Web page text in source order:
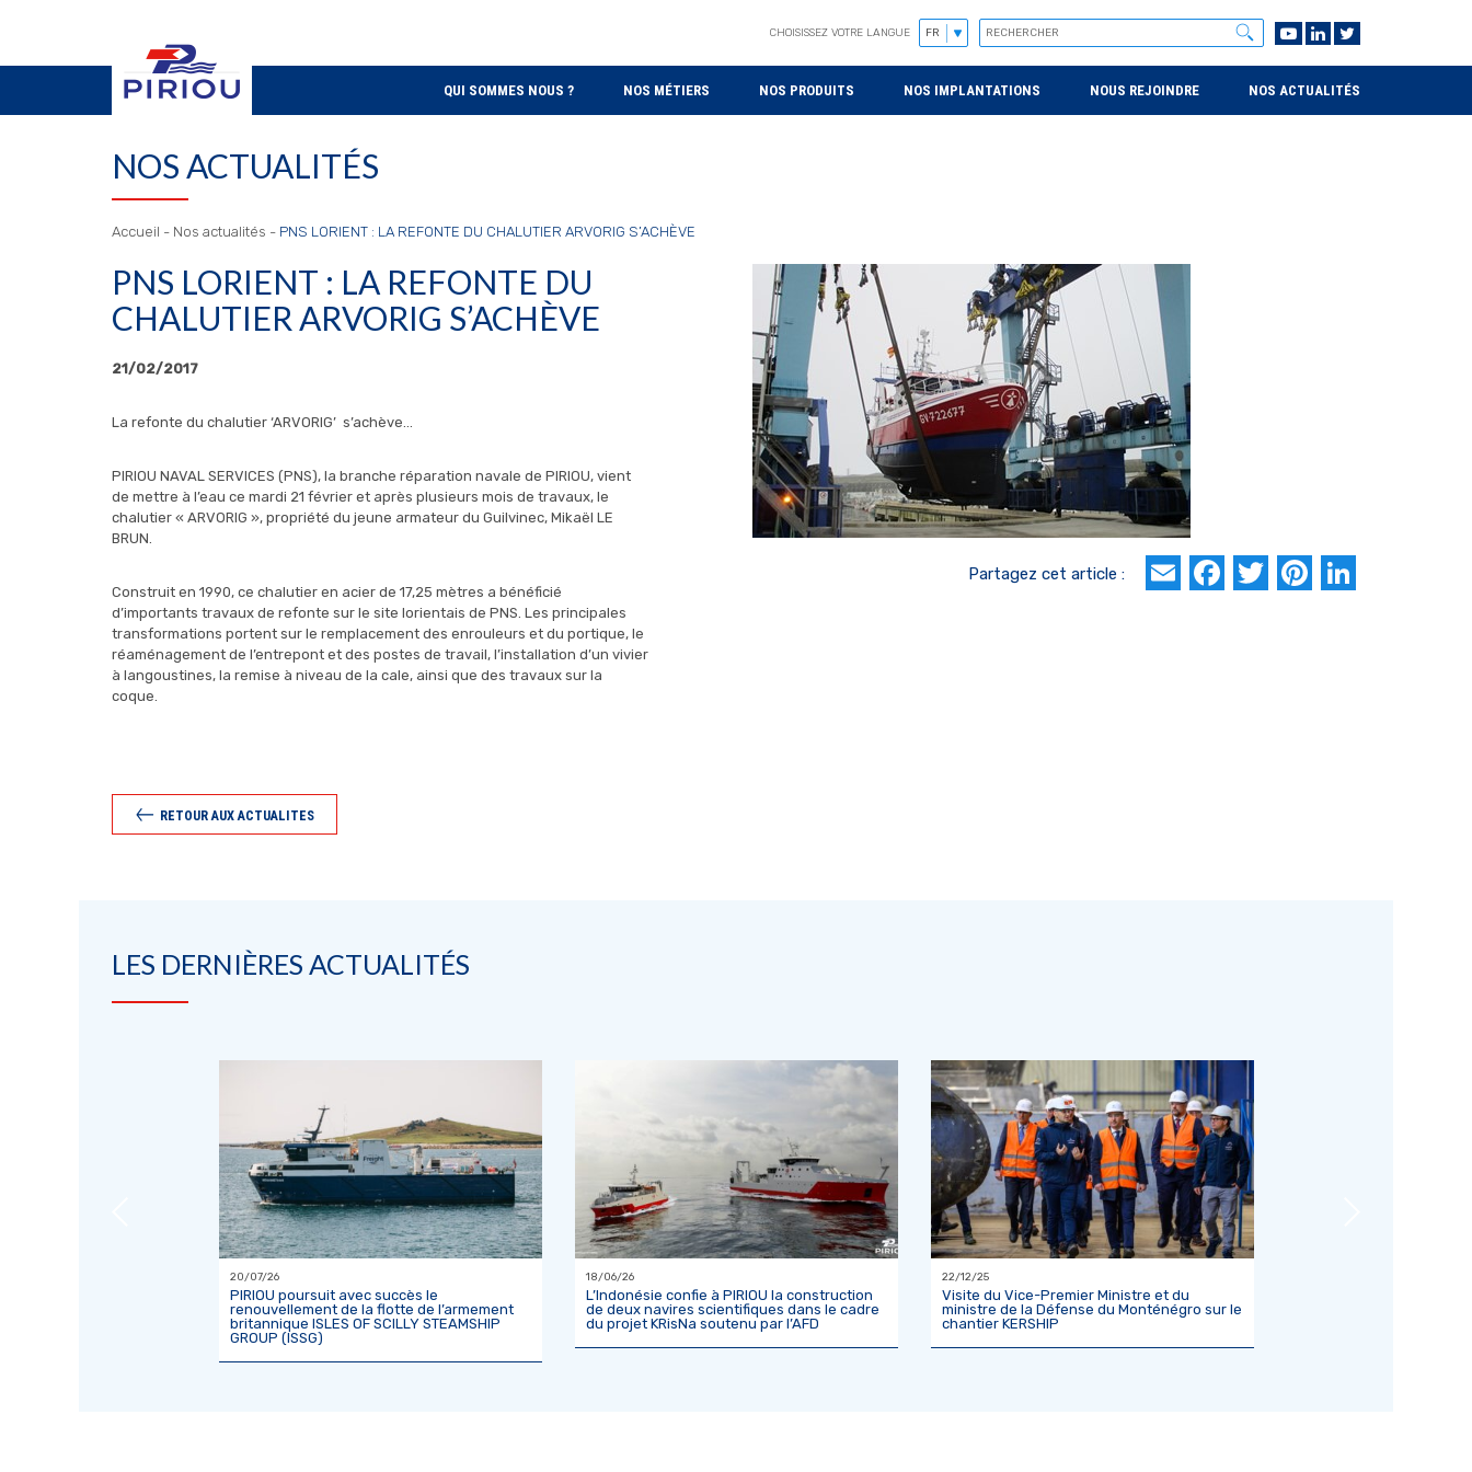
CHOISISSEZ VOTRE LANGUE
QUI SOMMES NOUS ? NOS MÉTIERS NOS PRODUITS NOS IMPLANTATIONS NOUS REJOINDRE NOS ACTUALITÉS
NOS ACTUALITÉS
Accueil - Nos actualités - PNS LORIENT : LA REFONTE DU CHALUTIER ARVORIG S’ACHÈVE
Partagez cet article : EmailFacebook
TwitterPinterest
PNS LORIENT : LA REFONTE DU
CHALUTIER ARVORIG S’ACHÈVE
21/02/2017
La refonte du chalutier ‘ARVORIG’ s’achève…
PIRIOU NAVAL SERVICES (PNS), la branche réparation navale de PIRIOU, vient
de mettre à l’eau ce mardi 21 février et après plusieurs mois de travaux, le
chalutier « ARVORIG », propriété du jeune armateur du Guilvinec, Mikaël LE
BRUN.
Construit en 1990, ce chalutier en acier de 17,25 mètres a bénéficié
d’importants travaux de refonte sur le site lorientais de PNS. Les principales
transformations portent sur le remplacement des enrouleurs et du portique, le
réaménagement de l’entrepont et des postes de travail, l’installation d’un vivier
à langoustines, la remise à niveau de la cale, ainsi que des travaux sur la
coque.
RETOUR AUX ACTUALITES
LES DERNIÈRES ACTUALITÉS
20/07/26
PIRIOU poursuit avec succès le
renouvellement de la flotte de l’armement
britannique ISLES OF SCILLY STEAMSHIP
GROUP (ISSG)
18/06/26
L’Indonésie confie à PIRIOU la construction
de deux navires scientifiques dans le cadre
du projet KRisNa soutenu par l’AFD
22/12/25
Visite du Vice-Premier Ministre et du
ministre de la Défense du Monténégro sur le
chantier KERSHIP